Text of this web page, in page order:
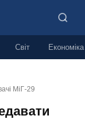
Світ Економіка
МіГ-29